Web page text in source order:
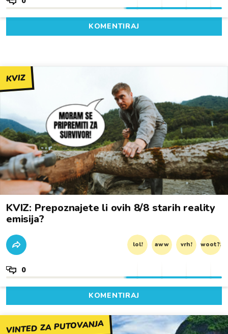
KOMENTIRAJ
KVIZ
KVIZ: Prepoznajete li ovih 8/8 starih reality
emisija?
lol! aww vrh! woot?!
0
KOMENTIRAJ
VINTED ZA PUTOVANJA